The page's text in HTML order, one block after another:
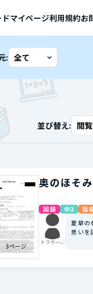
マイページ利用規約お
:
並び替え:
3ページ
奥のほそ
国語 中3 指
トラチーニ
夏草の
思いを